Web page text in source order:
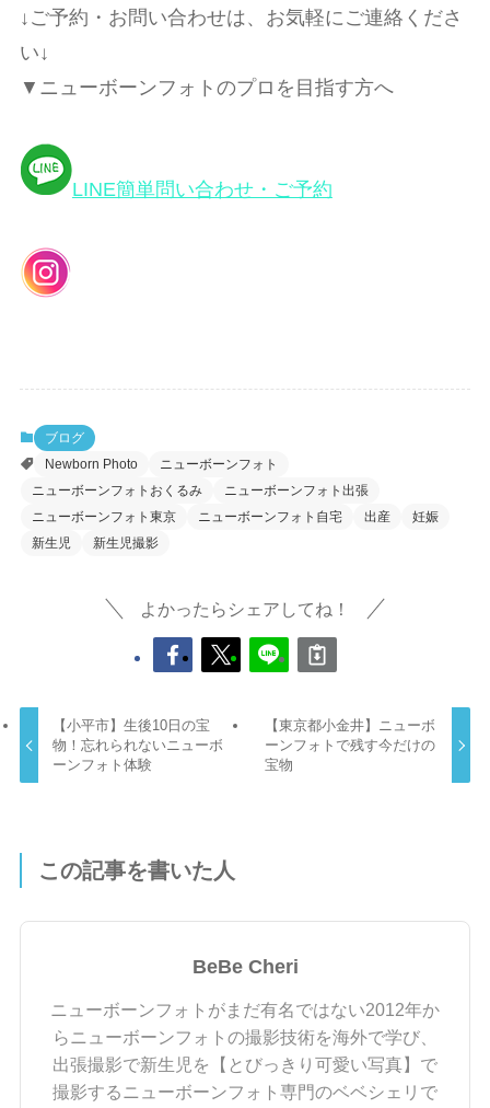
↓ご予約・お問い合わせは、お気軽にご連絡くださ
い↓
▼ニューボーンフォトのプロを目指す方へ
LINE簡単問い合わせ・ご予約
ブログ
Newborn Photo
ニューボーンフォト
ニューボーンフォトおくるみ
ニューボーンフォト出張
ニューボーンフォト東京
ニューボーンフォト自宅 出産
妊娠
新生児
新生児撮影
よかったらシェアしてね！
【小平市】生後10日の宝
物！忘れられないニューボ
ーンフォト体験
【東京都小金井】ニューボ
ーンフォトで残す今だけの
宝物
この記事を書いた人
BeBe Cheri
ニューボーンフォトがまだ有名ではない2012年か
らニューボーンフォトの撮影技術を海外で学び、
出張撮影で新生児を【とびっきり可愛い写真】で
撮影するニューボーンフォト専門のベベシェリで